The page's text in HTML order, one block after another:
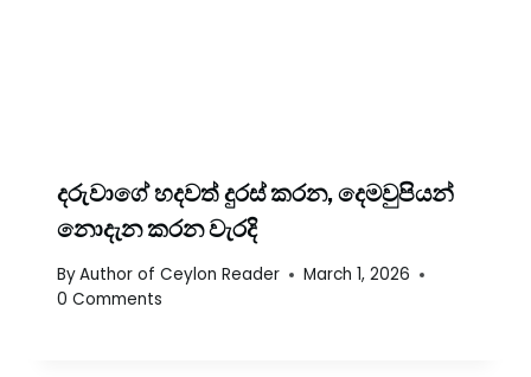
දරුවාගේ හදවත් දුරස් කරන, දෙමවුපියන්
නොදැන කරන වැරදි
ByAuthor of Ceylon Reader
March 1, 2026
0 Comments